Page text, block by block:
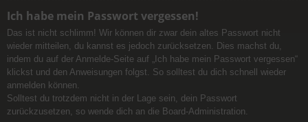
Ich habe mein Passwort vergessen!
Das ist nicht schlimm! Wir können dir zwar dein altes Passwort nicht
wieder mitteilen, du kannst es jedoch zurücksetzen. Dies machst du,
indem du auf der Anmelde-Seite auf „Ich habe mein Passwort vergessen“
klickst und den Anweisungen folgst. So solltest du dich schnell wieder
anmelden können.
Solltest du trotzdem nicht in der Lage sein, dein Passwort
zurückzusetzen, so wende dich an die Board-Administration.